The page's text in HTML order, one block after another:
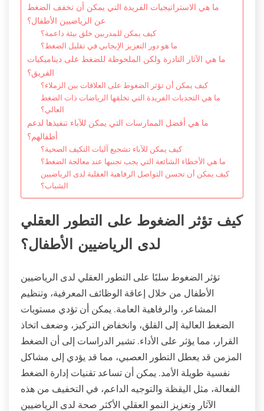
ما هي الاستراتيجيات الفريدة التي يمكن أن تخفف الضغط
عن الرياضيين الأطفال؟
كيف يمكن للمدربين خلق بيئة داعمة؟
ما هو دور التعزيز الإيجابي في تقليل الضغط؟
ما هي الآثار النادرة ولكن الملحوظة للضغط على ديناميكيات
الفريق؟
كيف يمكن أن تؤثر الضغوط على العلاقات بين الزملاء؟
ما هي التحديات الفريدة التي تخلقها الرياضات ذات الضغط
العالي؟
ما هي أفضل الممارسات التي يمكن للآباء تنفيذها لدعم
أطفالهم؟
كيف يمكن للآباء تشجيع آليات التكيف الصحية؟
ما هي الأخطاء الشائعة التي يجب تجنبها عند معالجة الضغط؟
كيف يمكن أن تحسن التواصل الرفاهية العقلية لدى الرياضيين
الشباب؟
كيف تؤثر الضغوط على التطور العقلي
لدى الرياضيين الأطفال؟
تؤثر الضغوط سلبًا على التطور العقلي لدى الرياضيين
الأطفال من خلال إعاقة الوظائف المعرفية، وتنظيم
المشاعر، والرفاهية العامة. يمكن أن تؤدي مستويات
الضغط العالية إلى القلق، وانخفاض التركيز، وضعف اتخاذ
القرار، مما يؤثر على الأداء. تشير الدراسات إلى أن الضغط
المزمن قد يعطل التطور العصبي، مما قد يؤدي إلى مشاكل
نفسية طويلة الأمد. يمكن أن تساعد تقنيات إدارة الضغط
الفعالة، مثل اليقظة والتوجيه الداعم، في التخفيف من هذه
الآثار وتعزيز النمو العقلي الأكثر صحة لدى الرياضيين